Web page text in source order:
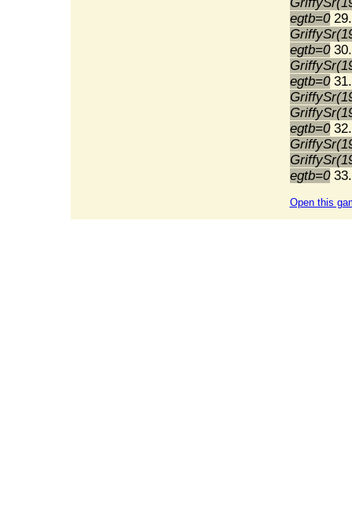
egtb=029.
egtb=030.
egtb=031.
egtb=032.
egtb=033.
Open this